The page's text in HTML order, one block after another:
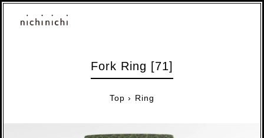
Fork Ring [71]
Top › Ring